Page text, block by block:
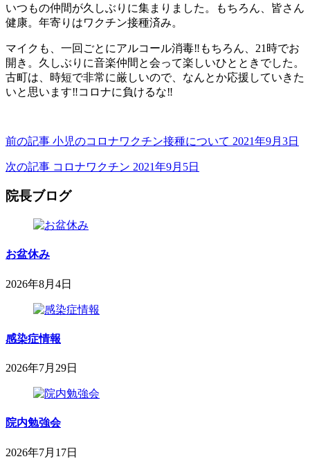
いつもの仲間が久しぶりに集まりました。もちろん、皆さん
健康。年寄りはワクチン接種済み。
マイクも、一回ごとにアルコール消毒‼️もちろん、21時でお
開き。久しぶりに音楽仲間と会って楽しいひとときでした。
古町は、時短で非常に厳しいので、なんとか応援していきた
いと思います‼️コロナに負けるな‼️
前の記事 小児のコロナワクチン接種について 2021年9月3日
次の記事 コロナワクチン 2021年9月5日
院長ブログ
お盆休み
2026年8月4日
月
日
科
児
院
感染症情報
2026年7月29日
月
日
院内勉強会
2026年7月17日